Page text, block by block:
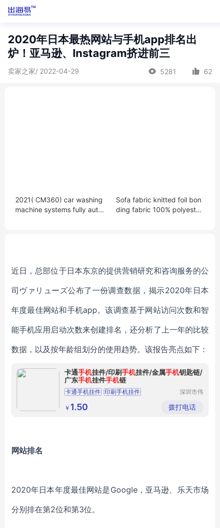
2020年日本最热网站与手机app排名出
炉！亚马逊、Instagram挤进前三
卖家之家/ 2022-04-29 5281 62
2021( CM360) car washing
machine systems fully auto
Sofa fabric knitted foil bon
ding fabric 100% polyester
近日，总部位于日本东京的提供营销研究和咨询服务的公
司ヴァリューズ公布了一份调查数据，揭示2020年日本
年度最佳网站和手机app。该调查基于网站访问次数和智
能手机应用启动次数来创建排名，还分析了上一年的比较
数据，以及按年龄组划分的使用趋势。该报告亮点如下：
卡通手机挂件/印刷手机挂件/金属手机钥匙链/
广东手机挂件手机链
卡通手机挂件 印刷手机挂件
金属手机钥匙链
深圳市伟
品有限公
司
￥ 1.50 拨打电话
网站排名
2020年日本年度最佳网站是Google，亚马逊、乐天市场
分别排在第2位和第3位。